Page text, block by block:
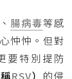
、 腸病毒等感
忡忡。但對
要特別提防
RSV） 的侵